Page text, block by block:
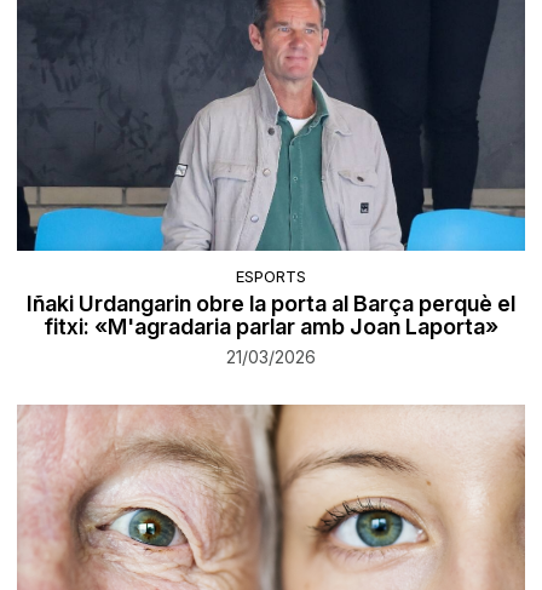
ESPORTS
Iñaki Urdangarin obre la porta al Barça perquè el
fitxi: «M'agradaria parlar amb Joan Laporta»
21/03/2026